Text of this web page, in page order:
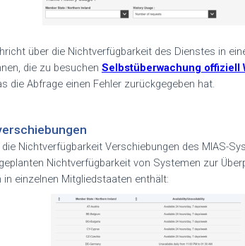
über die Nichtverfügbarkeit des Dienstes in
die zu besuchen Selbstüberwachung offiziell
die Abfrage einen Fehler zurückgegeben hat
Nichtverfügbarkeit Verschiebungen des MIAS-
Nichtverfügbarkeit von Systemen zur
einzelnen Mitgliedstaaten enthält: